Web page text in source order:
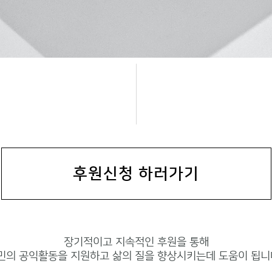
후원신청 하러가기
장기적이고 지속적인 후원을 통해
의 공익활동을 지원하고 삶의 질을 향상시키는데 도움이 됩